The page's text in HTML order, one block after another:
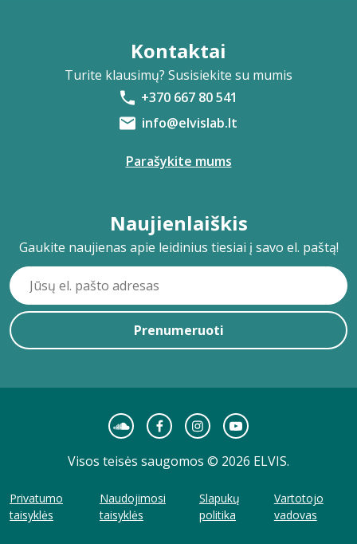
Kontaktai
Turite klausimų? Susisiekite su mumis
+370 667 80 541
info@elvislab.lt
Parašykite mums
Naujienlaiškis
Gaukite naujienas apie leidinius tiesiai į savo el. paštą!
Prenumeruoti
Visos teisės saugomos © 2026 ELVIS.
Privatumo
taisyklės
Naudojimosi
taisyklės
Slapukų
politika
Vartotojo
vadovas